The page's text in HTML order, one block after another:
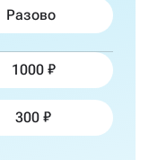
Разово
1000
300